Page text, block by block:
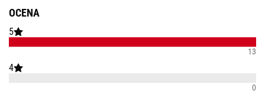
OCENA
5
13
4
0